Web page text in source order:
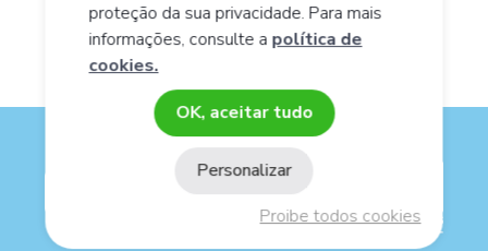
proteção da sua privacidade. Para mais
informações, consulte a política de
cookies.
OK, aceitar tudo
Proibe todos cookies
Personalizar